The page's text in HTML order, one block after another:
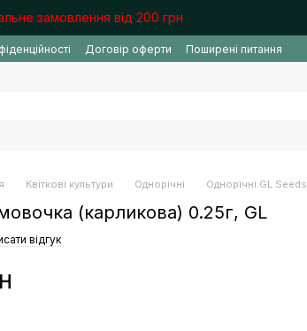
замовлення від 200 грн
Договір оферти Поширені питання
Квіткові культури Однорічні Однорічні GL Seeds
(карликова) 0.25г, GL
відгук